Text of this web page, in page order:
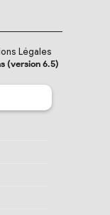
Légales
(version 6.5)